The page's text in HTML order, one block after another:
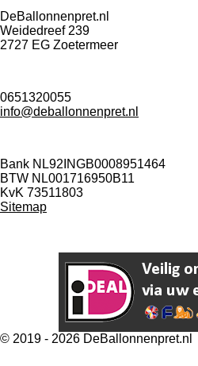
DeBallonnenpret.nl
Weidedreef 239
2727 EG Zoetermeer
0651320055
info@deballonnenpret.nl
Bank NL92INGB0008951464
BTW NL001716950B11
KvK 73511803
Sitemap
© 2019 - 2026 DeBallonnenpret.nl